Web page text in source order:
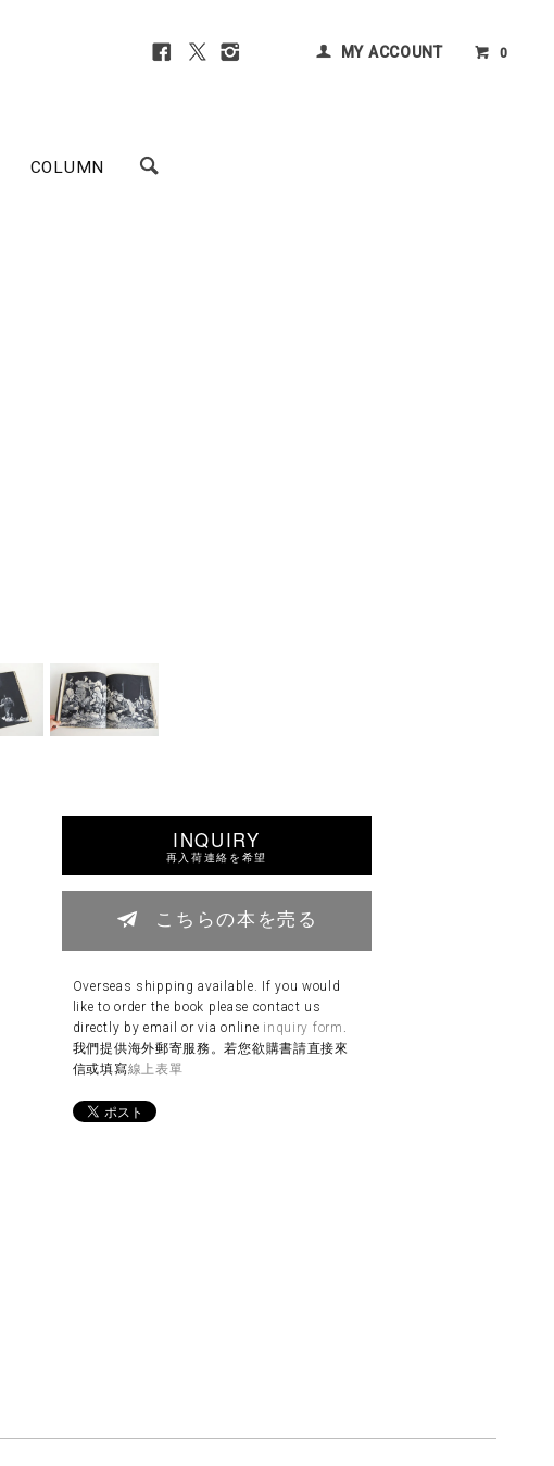
MY ACCOUNT 0
COLUMN
INQUIRY
再入荷連絡を希望
こちらの本を売る
Overseas shipping available. If you would
like to order the book please contact us
directly by email or via online inquiry form .
我們提供海外郵寄服務。若您欲購書請直接來
信或填寫線上表單